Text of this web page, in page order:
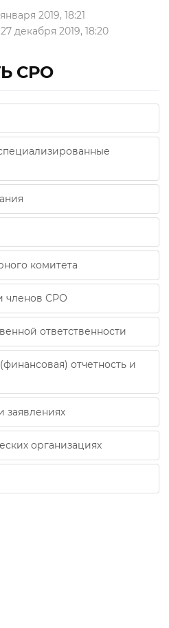
2019, 18:21
декабря 2019, 18:20
СРО
комитета
членов СРО
ответственности
отчетность и
заявлениях
организациях